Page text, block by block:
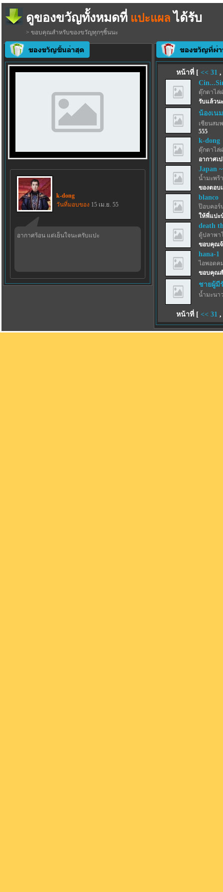
ดูของขวัญทั้งหมดที่ แปะแผล ได้รับ
> ขอบคุณสำหรับของขวัญทุกๆชิ้นนะ
k-dong
วันที่มอบของ 15 เม.ย. 55
อากาศร้อน แต่เย็นใจนะครับแปะ
หน้าที่ [ << 31 ,
ตุ๊กตาไล่
รับแล้วน
น้องเน
เซียนสม
555
k-dong
ตุ๊กตาไล่
อากาศเ
Japan
น้ำมะพร้
ของตอบ
blanco
ป๊อบคอร์
ให้พี่แปะ
death
ตู้ปลาพา
ขอบคุณ
hana-1
ไอพอดค
ขอบคุณส
ชายผู้มี
น้ำมะนา
หน้าที่ [ << 31 ,